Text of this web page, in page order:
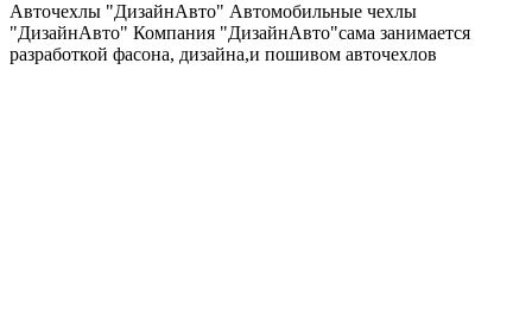
Авточехлы "ДизайнАвто" Автомобильные чехлы
"ДизайнАвто" Компания "ДизайнАвто"сама занимается
разработкой фасона, дизайна,и пошивом авточехлов